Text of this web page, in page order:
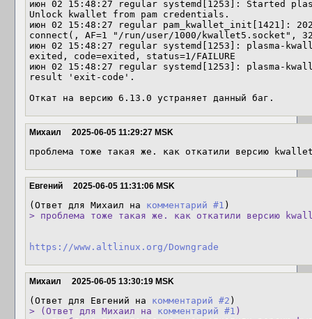
июн 02 15:48:27 regular systemd[1253]: Started
Unlock kwallet from pam credentials.
июн 02 15:48:27 regular pam_kwallet_init[1421]:
connect(, AF=1 "/run/user/1000/kwallet5.socket",
июн 02 15:48:27 regular systemd[1253]: plasma-
exited, code=exited, status=1/FAILURE
июн 02 15:48:27 regular systemd[1253]: plasma-
result 'exit-code'.
Откат на версию 6.13.0 устраняет данный баг.
Михаил 2025-06-05 11:29:27 MSK
проблема тоже такая же. как откатили версию
Евгений 2025-06-05 11:31:06 MSK
(Ответ для Михаил на комментарий #1
> проблема тоже такая же. как откатили версию
https://www.altlinux.org/Downgrade
Михаил 2025-06-05 13:30:19 MSK
(Ответ для Евгений на комментарий #2
> (Ответ для Михаил на комментарий #1 )